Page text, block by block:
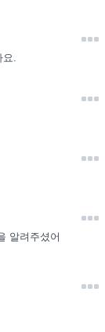
.
알려주셨어